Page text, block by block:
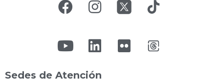
Sedes de Atención